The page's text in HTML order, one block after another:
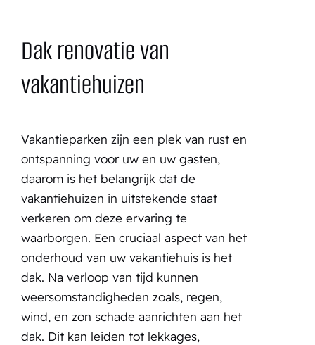
Dak renovatie van
vakantiehuizen
Vakantieparken zijn een plek van rust en
ontspanning voor uw en uw gasten,
daarom is het belangrijk dat de
vakantiehuizen in uitstekende staat
verkeren om deze ervaring te
waarborgen. Een cruciaal aspect van het
onderhoud van uw vakantiehuis is het
dak. Na verloop van tijd kunnen
weersomstandigheden zoals, regen,
wind, en zon schade aanrichten aan het
dak. Dit kan leiden tot lekkages,